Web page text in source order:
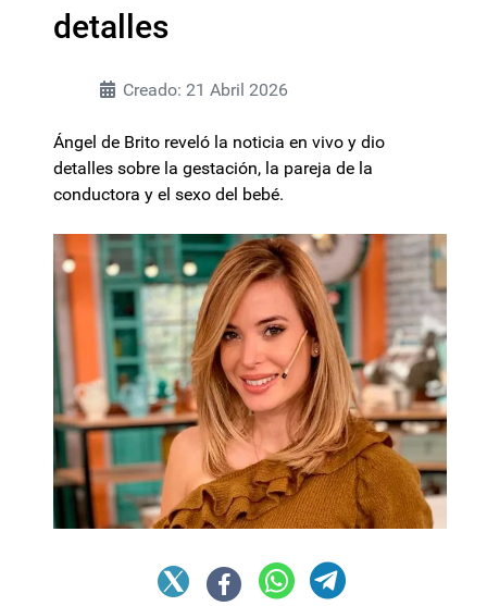
detalles
Creado: 21 Abril 2026
Ángel de Brito reveló la noticia en vivo y dio
detalles sobre la gestación, la pareja de la
conductora y el sexo del bebé.